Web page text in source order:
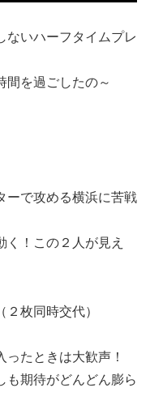
ないハーフタイムプレ
間を過ごしたの～
ーで攻める横浜に苦戦
！この２人が見え
枚同時交代）
たときは大歓声！
も期待がどんどん膨ら